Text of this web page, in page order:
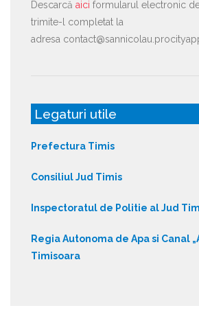
Descarcă aici formularul electronic
trimite-l completat la
adresa
Legaturi utile
Prefectura Timis
Consiliul Jud Timis
Inspectoratul de Politie al Jud
Regia Autonoma de Apa si Canal
Timisoara